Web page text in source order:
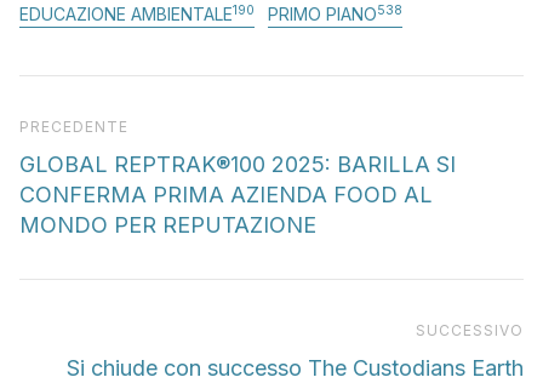
EDUCAZIONE AMBIENTALE190 PRIMO PIANO538
Articolo precedente
PRECEDENTE
GLOBAL REPTRAK®100 2025: BARILLA SI
CONFERMA PRIMA AZIENDA FOOD AL
MONDO PER REPUTAZIONE
SUCCESSIVO
Si chiude con successo The Custodians Earth